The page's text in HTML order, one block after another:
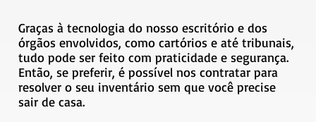
Graças à tecnologia do nosso escritório e dos
órgãos envolvidos, como cartórios e até tribunais,
tudo pode ser feito com praticidade e segurança.
Então, se preferir, é possível nos contratar para
resolver o seu inventário sem que você precise
sair de casa.